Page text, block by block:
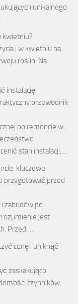
unikalnego
kwietniu?
i w kwietniu na
roślin. Na
instalację
przewodnik
po remoncie w
stan instalacji, …
kluczowe
przygotować przed
zabudów po
jest
Przed …
cenę i uniknąć
zaskakująco
czynników,